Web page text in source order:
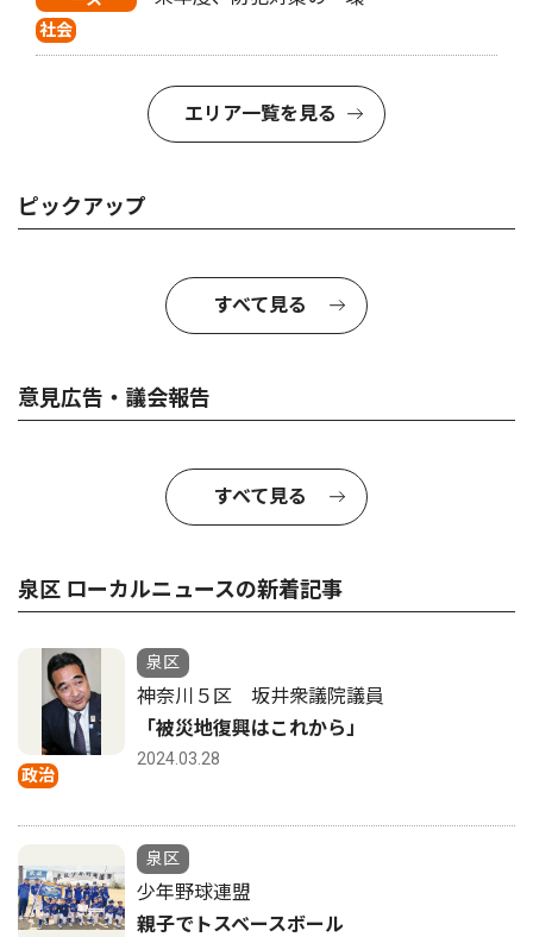
社会
エリア一覧を見る
ピックアップ
すべて見る
意見広告・議会報告
すべて見る
泉区 ローカルニュースの新着記事
政治
泉区
神奈川５区 坂井衆議院議員
「被災地復興はこれから」
2024.03.28
泉区
少年野球連盟
親子でトスベースボール